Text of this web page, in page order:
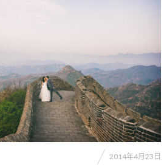
2014年4月23日